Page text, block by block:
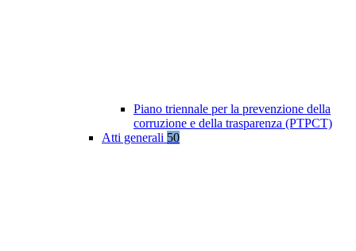
Piano triennale per la prevenzione della
corruzione e della trasparenza (PTPCT)
Atti generali 50